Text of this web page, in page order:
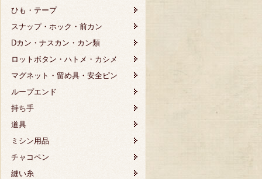
ひも・テープ
スナップ・ホック・前カン
Dカン・ナスカン・カン類
ロットボタン・ハトメ・カシメ
マグネット・留め具・安全ピン
ループエンド
持ち手
道具
ミシン用品
チャコペン
縫い糸